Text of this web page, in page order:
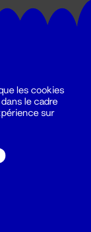
du
les cookies
le cadre
sur